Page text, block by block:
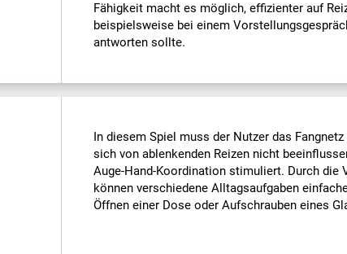
Fähigkeit macht es möglich, effizienter auf
beispielsweise bei einem
antworten sollte.
In diesem Spiel muss der Nutzer das
sich von ablenkenden Reizen nicht
Auge-Hand-Koordination stimuliert. Durch die
können verschiedene Alltagsaufgaben
Öffnen einer Dose oder Aufschrauben eines